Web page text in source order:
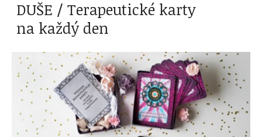
DUŠE / Terapeutické karty
na každý den